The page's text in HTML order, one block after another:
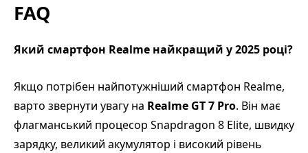
FAQ
Який смартфон Realme найкращий у 2025 році?
Якщо потрібен найпотужніший смартфон Realme,
варто звернути увагу на Realme GT 7 Pro. Він має
флагманський процесор Snapdragon 8 Elite, швидку
зарядку, великий акумулятор і високий рівень